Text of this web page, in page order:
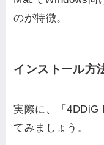
のが特徴。
インストール方
実際に、「4DDiG
てみましょう。